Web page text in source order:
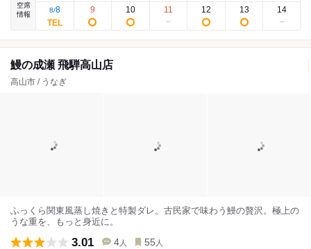
空席
情報
8/8 9 10 11 12 13 14
鰻の成瀬 飛騨高山店
高山市 / うなぎ
ふっくら関東風蒸し焼きと特製ダレ。古民家で味わう鰻の贅沢。極上の
うな重を、もっと身近に。
3.01 4 人 55 人